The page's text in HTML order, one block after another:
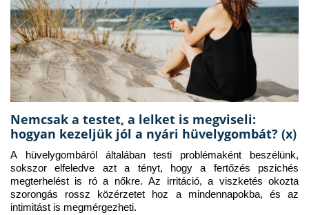
Nemcsak a testet, a lelket is megviseli:
hogyan kezeljük jól a nyári hüvelygombát? (x)
A hüvelygombáról általában testi problémaként beszélünk,
sokszor elfeledve azt a tényt, hogy a fertőzés pszichés
megterhelést is ró a nőkre. Az irritáció, a viszketés okozta
szorongás rossz közérzetet hoz a mindennapokba, és az
intimitást is megmérgezheti.